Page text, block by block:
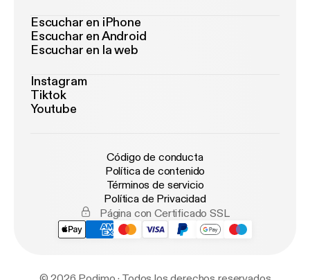
Escuchar en iPhone
Escuchar en Android
Escuchar en la web
Instagram
Tiktok
Youtube
Código de conducta
Política de contenido
Términos de servicio
Política de Privacidad
Página con Certificado SSL